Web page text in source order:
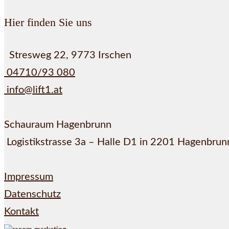
Hier finden Sie uns
Stresweg 22, 9773 Irschen
04710/93 080
info@lift1.at
Schauraum Hagenbrunn
Logistikstrasse 3a – Halle D1 in 2201
Impressum
Datenschutz
Kontakt